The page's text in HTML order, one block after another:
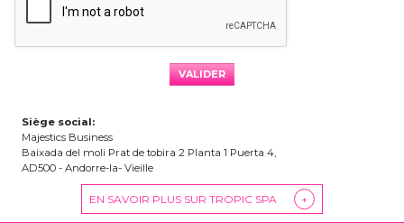
Siège social:
Majestics Business
Baixada del moli Prat de tobira 2 Planta 1 Puerta 4,
AD500 - Andorre-la- Vieille
EN SAVOIR PLUS SUR TROPIC SPA +